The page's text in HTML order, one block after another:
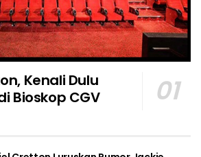
Kenali Dulu
Bioskop CGV